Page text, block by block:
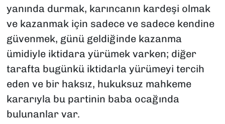
yanında durmak, karıncanın kardeşi olmak
ve kazanmak için sadece ve sadece kendine
güvenmek, günü geldiğinde kazanma
ümidiyle iktidara yürümek varken; diğer
tarafta bugünkü iktidarla yürümeyi tercih
eden ve bir haksız, hukuksuz mahkeme
kararıyla bu partinin baba ocağında
bulunanlar var.